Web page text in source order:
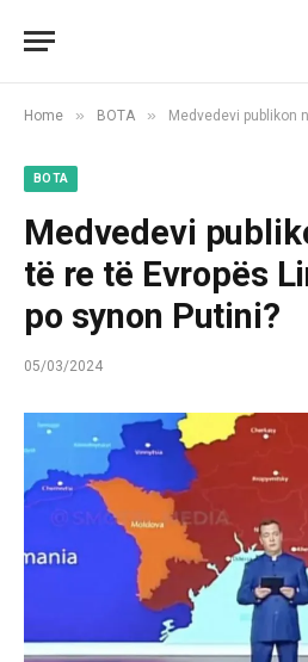
Home » BOTA » Medvedevi publikon një hartë
BOTA
Medvedevi
të re të Evropës
po synon Putini?
05/03/2024